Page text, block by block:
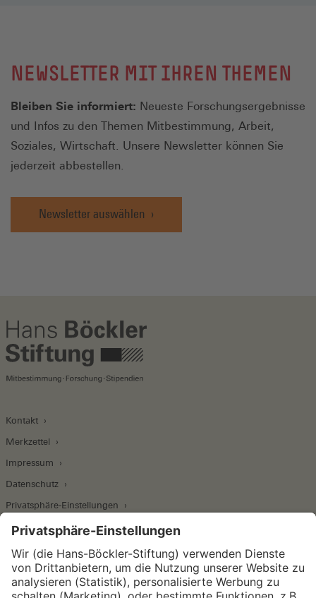
NEWSLETTER MIT IHREN THEMEN
Bleiben Sie informiert: Neueste Forschungsergebnisse
und Infos zu den Themen Mitbestimmung, Arbeit,
Soziales, Wirtschaft. Unsere Newsletter können Sie
jederzeit abbestellen.
Newsletter auswählen
Kontakt
Merkzettel
Impressum
Datenschutz
Privatsphäre-Einstellungen
Wirtschafts- und Sozialwissenschaftliches Institut